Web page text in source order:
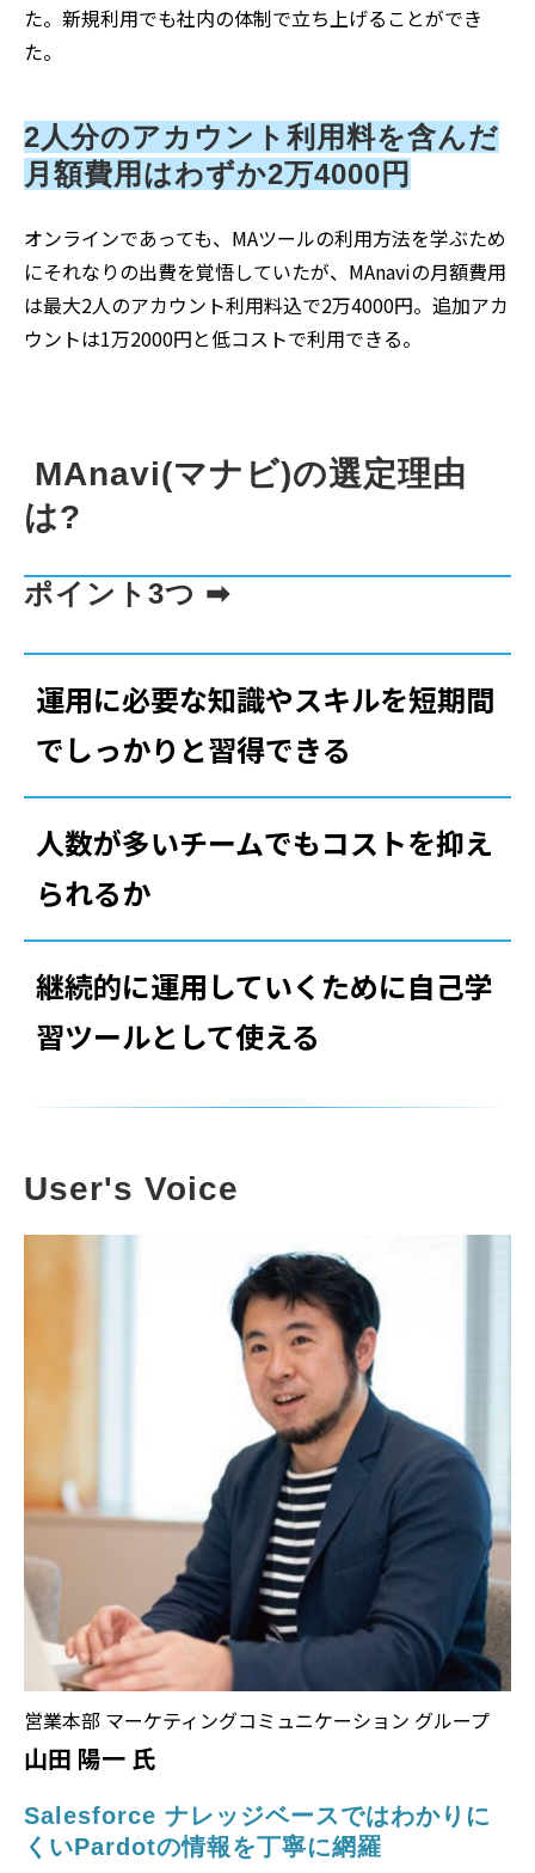
た。新規利用でも社内の体制で立ち上げることができ
た。
2人分のアカウント利用料を含んだ
月額費用はわずか2万4000円
オンラインであっても、MAツールの利用方法を学ぶため
にそれなりの出費を覚悟していたが、MAnaviの月額費用
は最大2人のアカウント利用料込で2万4000円。追加アカ
ウントは1万2000円と低コストで利用できる。
は?
ポイント3つ ➡︎
運用に必要な知識やスキルを短期間
でしっかりと習得できる
人数が多いチームでもコストを抑え
られるか
継続的に運用していくために自己学
習ツールとして使える
User's Voice
営業本部 マーケティングコミュニケーション グループ
山田 陽一 氏
Salesforce ナレッジベースではわかりに
くいPard otの情報を丁寧に網羅